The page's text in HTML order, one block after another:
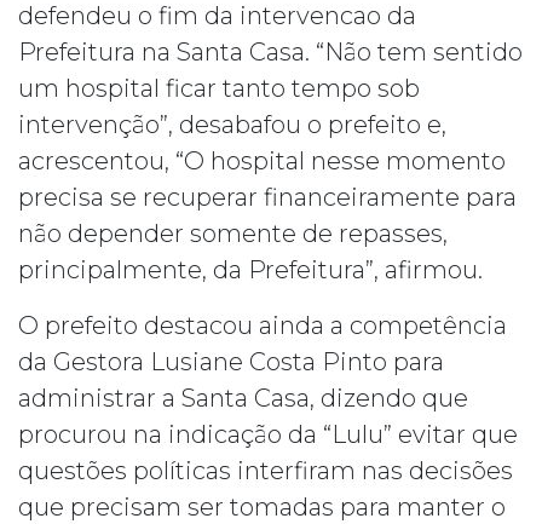
defendeu o fim da intervencao da
Prefeitura na Santa Casa. “Não tem sentido
um hospital ficar tanto tempo sob
intervenção”, desabafou o prefeito e,
acrescentou, “O hospital nesse momento
precisa se recuperar financeiramente para
não depender somente de repasses,
principalmente, da Prefeitura”, afirmou.
O prefeito destacou ainda a competência
da Gestora Lusiane Costa Pinto para
administrar a Santa Casa, dizendo que
procurou na indicação da “Lulu” evitar que
questões políticas interfiram nas decisões
que precisam ser tomadas para manter o